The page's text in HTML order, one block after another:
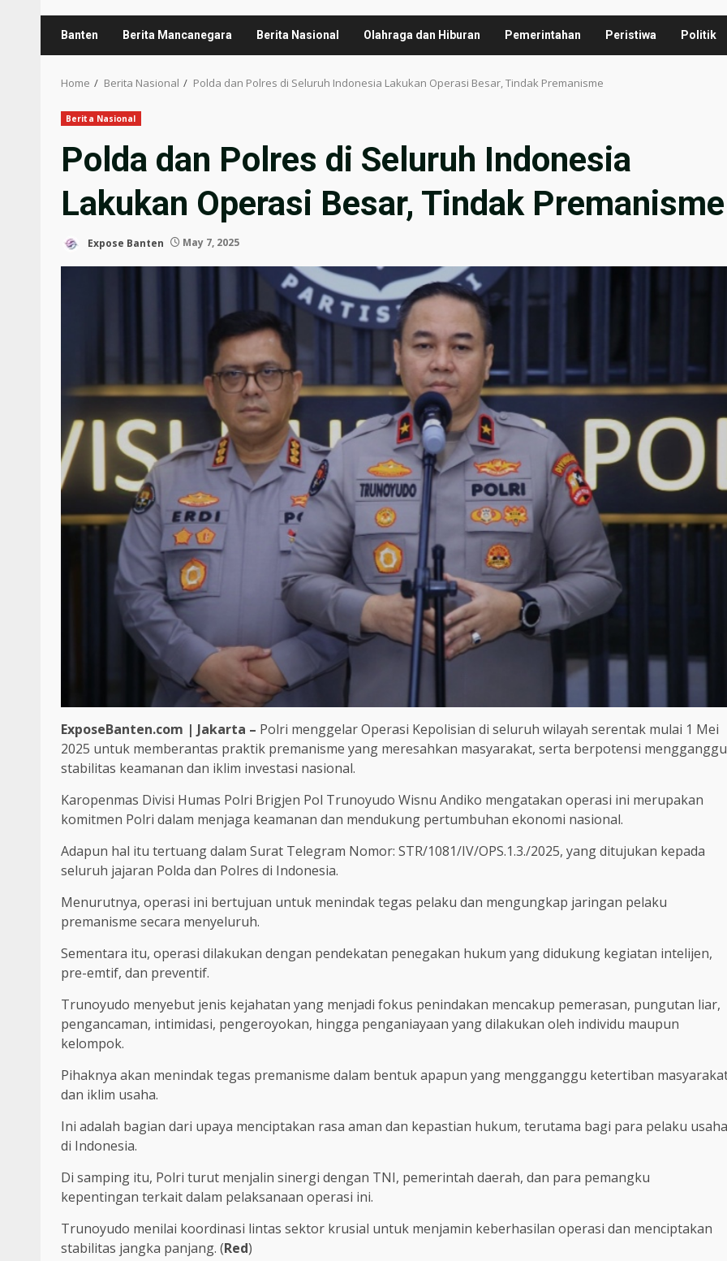
Banten Berita Mancanegara Berita Nasional Olahraga dan Hiburan Pemerintahan Peristiwa Politik
Home Berita Nasional Polda dan Polres di Seluruh Indonesia Lakukan Operasi Besar, Tindak Premanisme
Berita Nasional
Polda dan Polres di Seluruh Indonesia
Lakukan Operasi Besar, Tindak Premanisme
Expose Banten May 7, 2025
ExposeBanten.com | Jakarta – Polri menggelar Operasi Kepolisian di seluruh wilayah serentak mulai 1 Mei
2025 untuk memberantas praktik premanisme yang meresahkan masyarakat, serta berpotensi mengganggu
stabilitas keamanan dan iklim investasi nasional.
Karopenmas Divisi Humas Polri Brigjen Pol Trunoyudo Wisnu Andiko mengatakan operasi ini merupakan
komitmen Polri dalam menjaga keamanan dan mendukung pertumbuhan ekonomi nasional.
Adapun hal itu tertuang dalam Surat Telegram Nomor: STR/1081/IV/OPS.1.3./2025, yang ditujukan kepada
seluruh jajaran Polda dan Polres di Indonesia.
Menurutnya, operasi ini bertujuan untuk menindak tegas pelaku dan mengungkap jaringan pelaku
premanisme secara menyeluruh.
Sementara itu, operasi dilakukan dengan pendekatan penegakan hukum yang didukung kegiatan intelijen,
pre-emtif, dan preventif.
Trunoyudo menyebut jenis kejahatan yang menjadi fokus penindakan mencakup pemerasan, pungutan liar,
pengancaman, intimidasi, pengeroyokan, hingga penganiayaan yang dilakukan oleh individu maupun
kelompok.
Pihaknya akan menindak tegas premanisme dalam bentuk apapun yang mengganggu ketertiban
dan iklim usaha.
Ini adalah bagian dari upaya menciptakan rasa aman dan kepastian hukum, terutama bagi para pelaku usaha
di Indonesia.
Di samping itu, Polri turut menjalin sinergi dengan TNI, pemerintah daerah, dan para pemangku
kepentingan terkait dalam pelaksanaan operasi ini.
Trunoyudo menilai koordinasi lintas sektor krusial untuk menjamin keberhasilan operasi dan menciptakan
stabilitas jangka panjang. (Red)